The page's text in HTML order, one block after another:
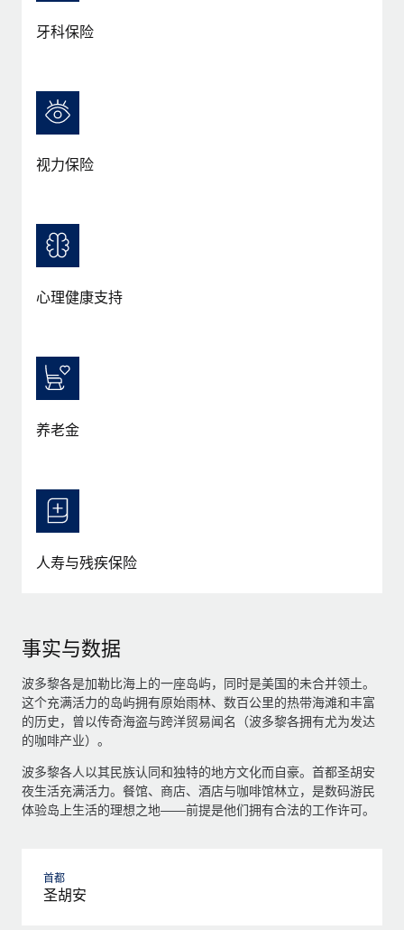
牙科保险
视力保险
心理健康支持
养老金
人寿与残疾保险
事实与数据
波多黎各是加勒比海上的一座岛屿，同时是美国的未合并领土。
这个充满活力的岛屿拥有原始雨林、数百公里的热带海滩和丰富
的历史，曾以传奇海盗与跨洋贸易闻名（波多黎各拥有尤为发达
的咖啡产业）。
波多黎各人以其民族认同和独特的地方文化而自豪。首都圣胡安
夜生活充满活力。餐馆、商店、酒店与咖啡馆林立，是数码游民
体验岛上生活的理想之地——前提是他们拥有合法的工作许可。
首都
圣胡安